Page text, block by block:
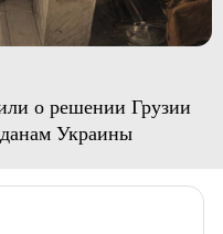
о решении Грузии
Украины